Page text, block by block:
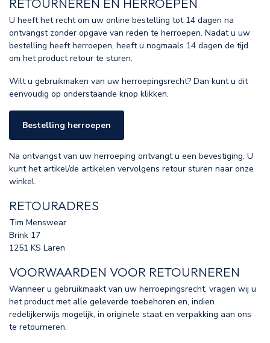
U heeft het recht om uw online bestelling tot 14 dagen na
ontvangst zonder opgave van reden te herroepen. Nadat u uw
bestelling heeft herroepen, heeft u nogmaals 14 dagen de tijd
om het product retour te sturen.
Wilt u gebruikmaken van uw herroepingsrecht? Dan kunt u dit
eenvoudig op onderstaande knop klikken.
Bestelling herroepen
Na ontvangst van uw herroeping ontvangt u een bevestiging. U
kunt het artikel/de artikelen vervolgens retour sturen naar onze
winkel.
RETOURADRES
Tim Menswear
Brink 17
1251 KS Laren
VOORWAARDEN VOOR RETOURNEREN
Wanneer u gebruikmaakt van uw herroepingsrecht, vragen wij u
het product met alle geleverde toebehoren en, indien
redelijkerwijs mogelijk, in originele staat en verpakking aan ons
te retourneren.